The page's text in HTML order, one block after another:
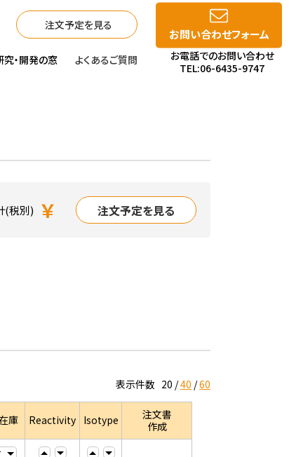
注文予定を見る
究・開発の窓 よくあるご質問
お問い合わせフォーム
お電話でのお問い合わせ
TEL:06-6435-9747
(税別) ￥ 注文予定を見る
表示件数 20 40 60
庫 Reactivity Isotype
注文書
作成